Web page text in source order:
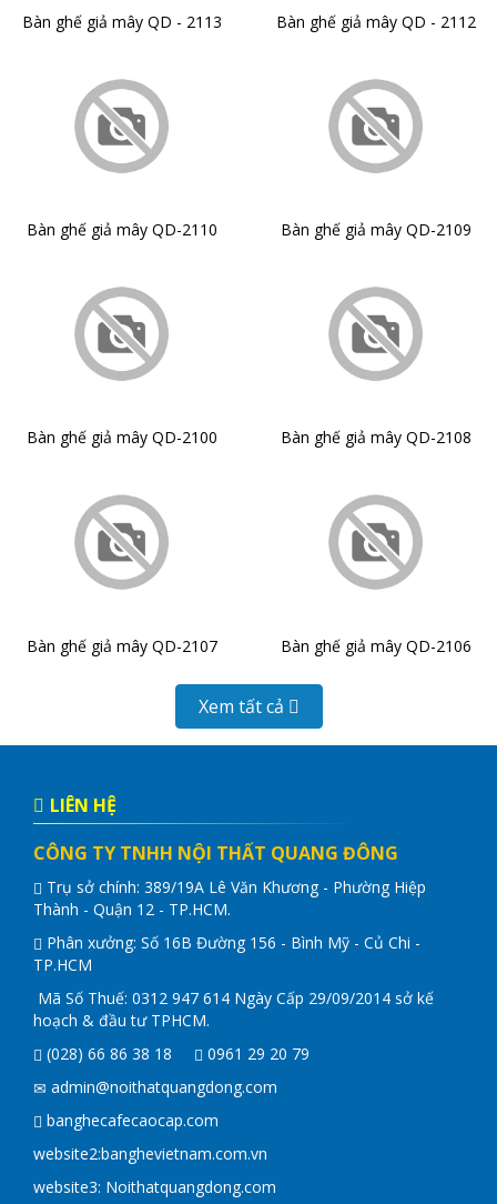
Bàn ghế giả mây QD - 2113 Bàn ghế giả mây QD - 2112
Bàn ghế giả mây QD-2110 Bàn ghế giả mây QD-2109
Bàn ghế giả mây QD-2100 Bàn ghế giả mây QD-2108
Bàn ghế giả mây QD-2107 Bàn ghế giả mây QD-2106
Xem tất cả
LIÊN HỆ
CÔNG TY TNHH NỘI THẤT QUANG ĐÔNG
Trụ sở chính: 389/19A Lê Văn Khương - Phường Hiệp
Thành - Quận 12 - TP.HCM.
Phân xưởng: Số 16B Đường 156 - Bình Mỹ - Củ Chi -
TP.HCM
Mã Số Thuế: 0312 947 614 Ngày Cấp 29/09/2014 sở kế
hoạch & đầu tư TPHCM.
(028) 66 86 38 18
0961 29 20 79
admin@noithatquangdong.com
banghecafecaocap.com
website2:banghevietnam.com.vn
website3: Noithatquangdong.com